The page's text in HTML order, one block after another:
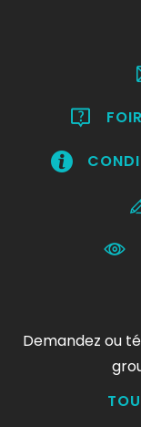
Demandez ou